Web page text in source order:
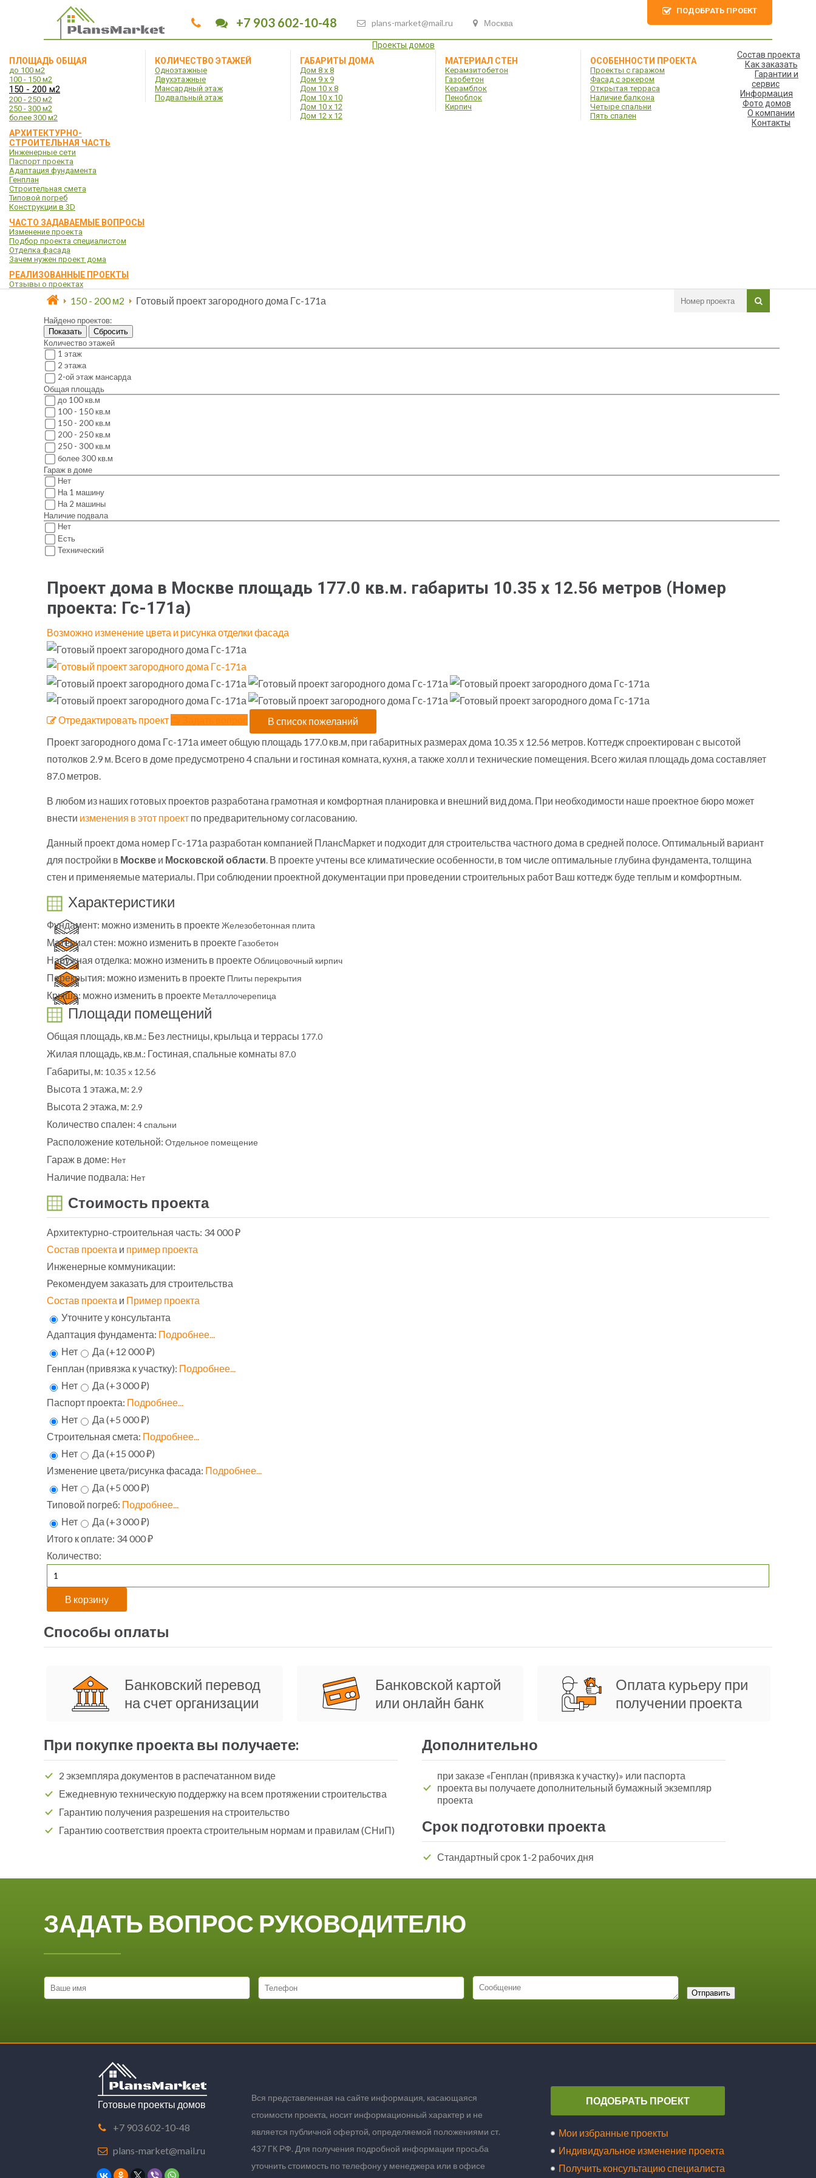
+7 903 602-10-48 plans-market@mail.ru Москва
ПОДОБРАТЬ ПРОЕКТ
Проекты домов
ПЛОЩАДЬ ОБЩАЯ
до 100 м2
100 - 150 м2
150 - 200 м2
200 - 250 м2
250 - 300 м2
более 300 м2
КОЛИЧЕСТВО ЭТАЖЕЙ
Одноэтажные
Двухэтажные
Мансардный этаж
Подвальный этаж
ГАБАРИТЫ ДОМА
Дом 8 х 8
Дом 9 х 9
Дом 10 х 8
Дом 10 х 10
Дом 10 х 12
Дом 12 х 12
МАТЕРИАЛ СТЕН
Керамзитобетон
Газобетон
Керамблок
Пеноблок
Кирпич
ОСОБЕННОСТИ ПРОЕКТА
Проекты с гаражом
Фасад с эркером
Открытая терраса
Наличие балкона
Четыре спальни
Пять спален
Состав проекта
АРХИТЕКТУРНО-
СТРОИТЕЛЬНАЯ ЧАСТЬ
Инженерные сети
Паспорт проекта
Адаптация фундамента
Генплан
Строительная смета
Типовой погреб
Конструкции в 3D
Как заказать
Гарантии и
сервис
Информация
ЧАСТО ЗАДАВАЕМЫЕ ВОПРОСЫ
Изменение проекта
Подбор проекта специалистом
Отделка фасада
Зачем нужен проект дома
Фото домов
РЕАЛИЗОВАННЫЕ ПРОЕКТЫ
Отзывы о проектах
О компании
Контакты
150 - 200 м2 Готовый проект загородного дома Гс-171а
Найдено проектов:
Показать Сбросить
Количество этажей
1 этаж
2 этажа
2-ой этаж мансарда
Общая площадь
до 100 кв.м
100 - 150 кв.м
150 - 200 кв.м
200 - 250 кв.м
250 - 300 кв.м
более 300 кв.м
Гараж в доме
Нет
На 1 машину
На 2 машины
Наличие подвала
Нет
Есть
Технический
Проект дома в Москве площадь 177.0 кв.м. габариты 10.35 х 12.56 метров (Номер
проекта: Гс-171а)
Возможно изменение цвета и рисунка отделки фасада
Отредактировать проект
Проект загородного дома Гс-171а имеет общую площадь 177.0 кв.м, при габаритных размерах дома 10.35 х 12.56 метров. Коттедж спроектирован с высотой
потолков 2.9 м. Всего в доме предусмотрено 4 спальни и гостиная комната, кухня, а также холл и технические помещения. Всего жилая площадь дома составляет
87.0 метров.
В любом из наших готовых проектов разработана грамотная и комфортная планировка и внешний вид дома. При необходимости наше проектное бюро может
внести изменения в этот проект по предварительному согласованию.
Данный проект дома номер Гс-171а разработан компанией ПлансМаркет и подходит для строительства частного дома в средней полосе. Оптимальный вариант
для постройки в Москве и Московской области. В проекте учтены все климатические особенности, в том числе оптимальные глубина фундамента, толщина
стен и применяемые материалы. При соблюдении проектной документации при проведении строительных работ Ваш коттедж буде теплым и комфортным.
Характеристики
Фундамент: можно изменить в проектеЖелезобетонная плита
Материал стен: можно изменить в проекте Газобетон
Наружная отделка: можно изменить в проектеОблицовочный кирпич
Перекрытия: можно изменить в проекте Плиты перекрытия
Крыша: можно изменить в проекте Металлочерепица
Площади помещений
Общая площадь, кв.м.: Без лестницы, крыльца и террасы 177.0
Жилая площадь, кв.м.: Гостиная, спальные комнаты 87.0
Габариты, м: 10.35 х 12.56
Высота 1 этажа, м: 2.9
Высота 2 этажа, м: 2.9
Количество спален: 4 спальни
Расположение котельной: Отдельное помещение
Гараж в доме: Нет
Наличие подвала: Нет
Стоимость проекта
Архитектурно-строительная часть: 34 000 ₽
Состав проекта и пример проекта
Инженерные коммуникации:
Рекомендуем заказать для строительства
Состав проекта и Пример проекта
Уточните у консультанта
Адаптация фундамента: Подробнее...
Нет
Да (+12 000 ₽)
Генплан (привязка к участку): Подробнее...
Нет
Да (+3 000 ₽)
Паспорт проекта: Подробнее...
Нет
Да (+5 000 ₽)
Строительная смета: Подробнее...
Нет
Да (+15 000 ₽)
Изменение цвета/рисунка фасада: Подробнее...
Нет
Да (+5 000 ₽)
Типовой погреб: Подробнее...
Нет
Да (+3 000 ₽)
Итого к оплате: 34 000 ₽
Количество:
Способы оплаты
Банковский перевод
на счет организации
Банковской картой
или онлайн банк
Оплата курьеру при
получении проекта
При покупке проекта вы получаете:
2 экземпляра документов в распечатанном виде
Ежедневную техническую поддержку на всем протяжении строительства
Гарантию получения разрешения на строительство
Гарантию соответствия проекта строительным нормам и правилам (СНиП)
Дополнительно
при заказе «Генплан (привязка к участку)» или паспорта
проекта вы получаете дополнительный бумажный экземпляр
проекта
Срок подготовки проекта
Стандартный срок 1-2 рабочих дня
ЗАДАТЬ ВОПРОС РУКОВОДИТЕЛЮ
Отправить
Готовые проекты домов
+7 903 602-10-48
plans-market@mail.ru
Вся представленная на сайте информация, касающаяся
стоимости проекта, носит информационный характер и не
является публичной офертой, определяемой положениями ст.
437 ГК РФ. Для получения подробной информации просьба
уточнить стоимость по телефону у менеджера или в офисе
ПОДОБРАТЬ ПРОЕКТ
Мои избранные проекты
Индивидуальное изменение проекта
Получить консультацию специалиста